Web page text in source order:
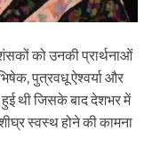
को उनकी प्रार्थनाओं
पुत्रवधू ऐश्वर्या और
हुई थी जिसके बाद देशभर में
स्वस्थ होने की कामना